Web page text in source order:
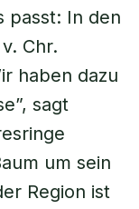
passt: In den
Chr.
haben dazu
sagt
um sein
Region ist